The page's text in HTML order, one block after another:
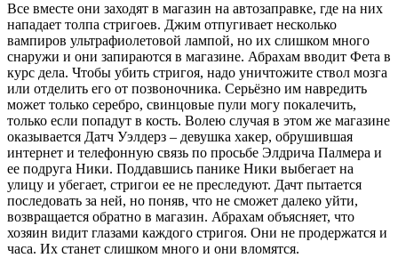
Все вместе они заходят в магазин на автозаправке, где на них
нападает толпа стригоев. Джим отпугивает несколько
вампиров ультрафиолетовой лампой, но их слишком много
снаружи и они запираются в магазине. Абрахам вводит Фета в
курс дела. Чтобы убить стригоя, надо уничтожите ствол мозга
или отделить его от позвоночника. Серьёзно им навредить
может только серебро, свинцовые пули могу покалечить,
только если попадут в кость. Волею случая в этом же магазине
оказывается Датч Уэлдерз – девушка хакер, обрушившая
интернет и телефонную связь по просьбе Элдрича Палмера и
ее подруга Ники. Поддавшись панике Ники выбегает на
улицу и убегает, стригои ее не преследуют. Дачт пытается
последовать за ней, но поняв, что не сможет далеко уйти,
возвращается обратно в магазин. Абрахам объясняет, что
хозяин видит глазами каждого стригоя. Они не продержатся и
часа. Их станет слишком много и они вломятся.